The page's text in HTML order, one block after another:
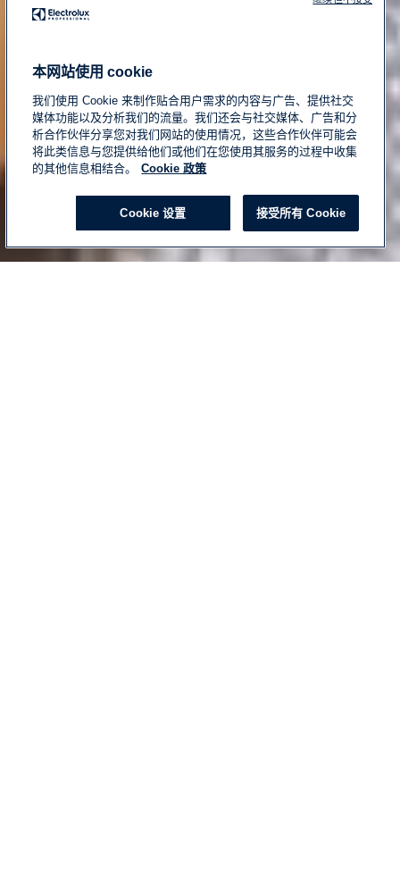
REQUEST INFO
本网站使用 cookie
我们使用 Cookie 来制作贴合用户需求的内容与广告、提供社交
媒体功能以及分析我们的流量。我们还会与社交媒体、广告和分
析合作伙伴分享您对我们网站的使用情况，这些合作伙伴可能会
将此类信息与您提供给他们或他们在您使用其服务的过程中收集
的其他信息相结合。
Cookie 政策
接受所有 Cookie
Cookie 设置